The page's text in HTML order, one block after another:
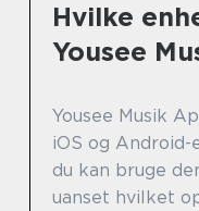
Hvilke
Yousee
Yousee Musik
iOS og
du kan bruge
uanset hvilket